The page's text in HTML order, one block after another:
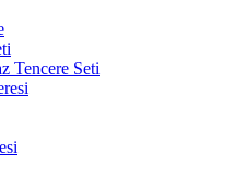
Tencere Seti